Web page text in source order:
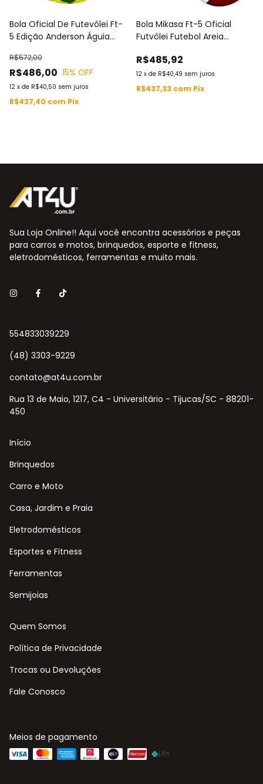
Bola Oficial De Futevôlei Ft-
5 Edição Anderson Águia
R$486,00
R$572,00
15% OFF
12 x de R$40,50 sem juros
R$437,40 com Pix
Bola Mikasa Ft-5 Oficial
Futvôlei Futebol Areia
Amarela e Verde Natália
Guitler Branca e Vermelha
R$485,92
12 x de R$40,49 sem juros
R$437,33 com Pix
Sua Loja Online!! Aqui você encontra acessórios e peças
para carros e motos, brinquedos, esporte e fitness,
eletrodomésticos, ferramentas e muito mais.
554833039229
(48) 3303-9229
contato@at4u.com.br
Rua 13 de Maio, 1217, C4 - Universitário - Tijucas/SC - 88201-
450
Início
Brinquedos
Carro e Moto
Casa, Jardim e Praia
Eletrodomésticos
Esportes e Fitness
Ferramentas
Semijoias
Quem Somos
Política de Privacidade
Trocas ou Devoluções
Fale Conosco
Meios de pagamento